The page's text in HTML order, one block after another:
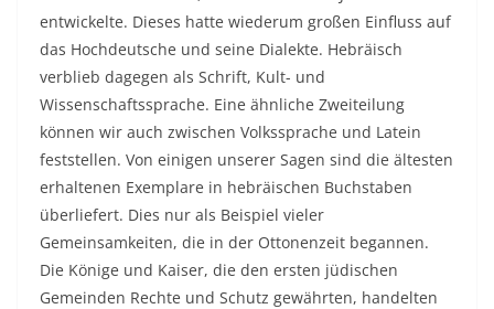
entwickelte. Dieses hatte wiederum großen Einfluss auf
das Hochdeutsche und seine Dialekte. Hebräisch
verblieb dagegen als Schrift, Kult- und
Wissenschaftssprache. Eine ähnliche Zweiteilung
können wir auch zwischen Volkssprache und Latein
feststellen. Von einigen unserer Sagen sind die ältesten
erhaltenen Exemplare in hebräischen Buchstaben
überliefert. Dies nur als Beispiel vieler
Gemeinsamkeiten, die in der Ottonenzeit begannen.
Die Könige und Kaiser, die den ersten jüdischen
Gemeinden Rechte und Schutz gewährten, handelten